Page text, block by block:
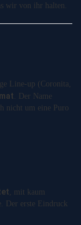
wir von ihr halten.
Line-up (Coronita,
. Der Name
nicht um eine Puro
, mit kaum
Der erste Eindruck